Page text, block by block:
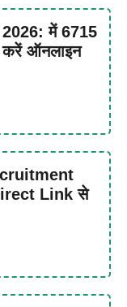
में 6715
करें ऑनलाइन
Link से